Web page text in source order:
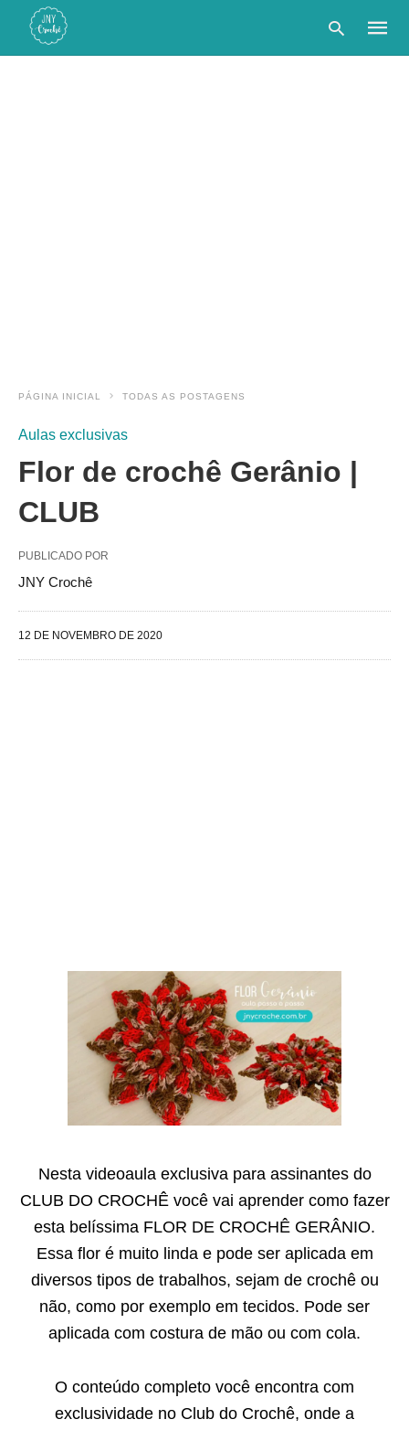
PÁGINA INICIAL TODAS AS POSTAGENS
Aulas exclusivas
Flor de crochê Gerânio |
CLUB
PUBLICADO POR
JNY Crochê
12 DE NOVEMBRO DE 2020
Nesta videoaula exclusiva para assinantes do
CLUB DO CROCHÊ você vai aprender como fazer
esta belíssima FLOR DE CROCHÊ GERÂNIO.
Essa flor é muito linda e pode ser aplicada em
diversos tipos de trabalhos, sejam de crochê ou
não, como por exemplo em tecidos. Pode ser
aplicada com costura de mão ou com cola.
O conteúdo completo você encontra com
exclusividade no Club do Crochê, onde a